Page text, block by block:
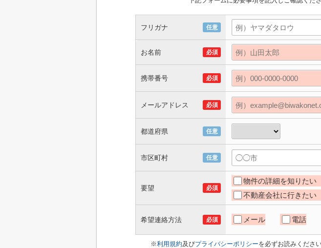
フリガナ 任意
お名前 必須
携帯番号 必須
メールアドレス 必須
都道府県 任意
市区町村 任意
要望 必須
物件の詳細を知りたい
不動産会社に行きたい
希望連絡方法 必須 メール 電話
※利用規約及びプライバシーポリシーを必ずお読みくださ